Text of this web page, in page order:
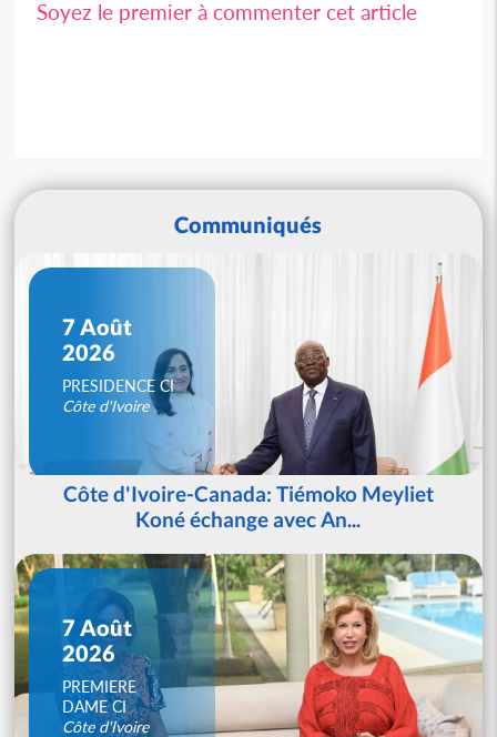
Soyez le premier à commenter cet article
Communiqués
7 Août
2026
PRESIDENCE CI
Côte d'Ivoire
Côte d'Ivoire-Canada: Tiémoko Meyliet
Koné échange avec An...
7 Août
2026
PREMIERE
DAME CI
Côte d'Ivoire